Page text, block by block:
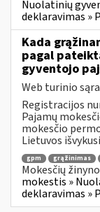
Nuolatinių
deklaravimas »
Kada
pagal
gyventojo
Web turinio
Registracijos
Pajamų
mokesčio
Lietuvos
gpm grąžinimas
Mokesčių
mokestis »
deklaravimas »